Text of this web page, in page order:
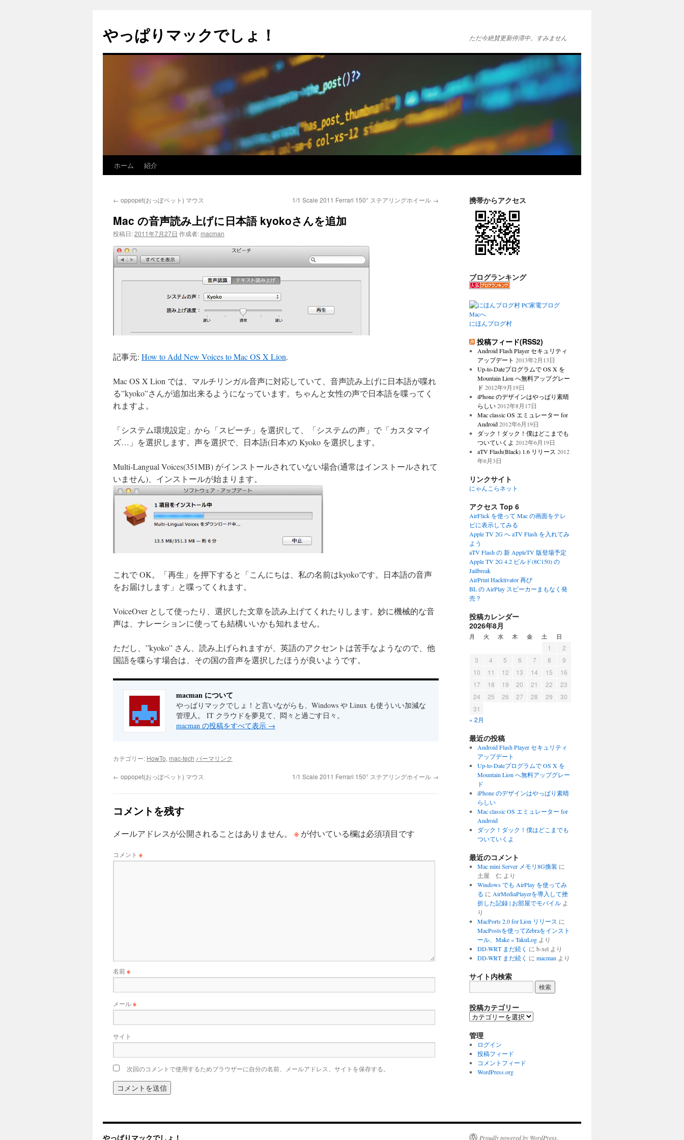
テ
ン
やっぱりマックでしょ！ ただ今絶賛更新停滞中。すみません
ホーム 紹介
← oppopet(おっぽペット) マウス 1/1 Scale 2011 Ferrari 150° ステアリングホイール →
Mac の音声読み上げに日本語 kyokoさんを追加
投稿日:2011年7月27日 作成者: macman
記事元: How to Add New Voices to Mac OS X Lion.
Mac OS X Lion では、マルチリンガル音声に対応していて、音声読み上げに日本語が喋れ
る”kyoko”さんが追加出来るようになっています。ちゃんと女性の声で日本語を喋ってく
れますよ。
「システム環境設定」から「スピーチ」を選択して、「システムの声」で「カスタマイ
ズ…」を選択します。声を選択で、日本語(日本)の Kyoko を選択します。
Multi-Langual Voices(351MB) がインストールされていない場合(通常はインストールされて
いません)、インストールが始まります。
これで OK。「再生」を押下すると「こんにちは、私の名前はkyokoです。日本語の音声
をお届けします」と喋ってくれます。
VoiceOver として使ったり、選択した文章を読み上げてくれたりします。妙に機械的な音
声は、ナレーションに使っても結構いいかも知れません。
ただし、”kyoko” さん、読み上げられますが、英語のアクセントは苦手なようなので、他
国語を喋らす場合は、その国の音声を選択したほうが良いようです。
macman について
やっぱりマックでしょ！と言いながらも、Windows や Linux も使ういい加減な
管理人。 IT クラウドを夢見て、悶々と過ごす日々。
macman の投稿をすべて表示 →
カテゴリー: HowTo, mac-tech パーマリンク
← oppopet(おっぽペット) マウス 1/1 Scale 2011 Ferrari 150° ステアリングホイール →
コメントを残す
メールアドレスが公開されることはありません。 ※ が付いている欄は必須項目です
コメント ※
名前※
メール※
サイト
次回のコメントで使用するためブラウザーに自分の名前、メールアドレス、サイトを保存する。
携帯からアクセス
ブログランキング
にほんブログ村
投稿フィード(RSS2)
Android Flash Player セキュリティ
アップデート 2013年2月13日
Up-to-Dateプログラムで OS X を
Mountain Lion へ無料アップグレー
ド 2012年9月19日
iPhone のデザインはやっぱり素晴
らしい 2012年8月17日
Mac classic OS エミュレーター for
Android 2012年6月19日
ダック！ダック！僕はどこまでも
ついていくよ 2012年6月19日
aTV Flash(Black) 1.6 リリース 2012
年6月3日
リンクサイト
にゃんこらネット
アクセス Top 6
AirFlick を使って Mac の画面をテレ
ビに表示してみる
Apple TV 2G へ aTV Flash を入れてみ
よう
aTV Flash の 新 AppleTV 版登場予定
Apple TV 2G 4.2 ビルド(8C150) の
Jailbreak
AirPrint Hacktivator 再び
BL の AirPlay スピーカーまもなく発
売？
投稿カレンダー
2026年8月
月 火 水 木 金 土 日
1
2
3
4 5 6 7 8
9
10
11 12 13 14 15
16
17
18 19 20 21 22
23
24
25 26 27 28 29
30
31
« 2月
最近の投稿
Android Flash Player セキュリティ
アップデート
Up-to-Dateプログラムで OS X を
Mountain Lion へ無料アップグレー
ド
iPhone のデザインはやっぱり素晴
らしい
Mac classic OS エミュレーター for
Android
ダック！ダック！僕はどこまでも
ついていくよ
最近のコメント
Mac mini Server メモリ8G換装 に
土屋 仁 より
Windows でも AirPlay を使ってみ
る に AirMediaPlayerを導入して挫
折した記録 | お部屋でモバイルよ
り
MacPorts 2.0 for Lion リリース に
MacPostsを使ってZebraをインスト
ール、Make « TakuLogより
DD-WRT まだ続く に b-xelより
DD-WRT まだ続く に macman より
サイト内検索
投稿カテゴリー
投
カ
テ
ゴ
リ
ー
管理
ログイン
投稿フィード
コメントフィード
WordPress.org
やっぱりマックでしょ！ Proudly powered by WordPress.